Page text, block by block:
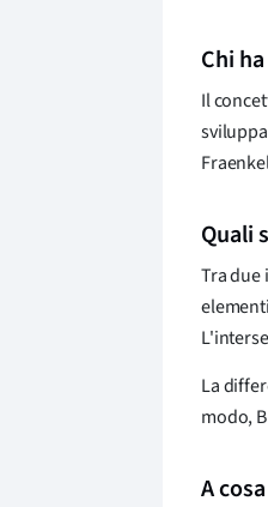
Chi
Il
Quali
Tra due
La
modo,
A